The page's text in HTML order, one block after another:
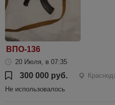
ВПО-136
20 Июля, в 07:35
300 000 руб.
Не использовалось